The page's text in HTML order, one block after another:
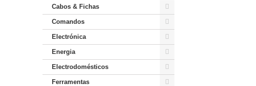
Cabos & Fichas
Comandos
Electrónica
Energia
Electrodomésticos
Ferramentas